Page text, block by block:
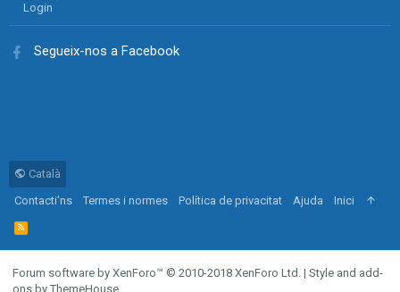
Login
Segueix-nos a Facebook
Català
Contacti'ns
Termes i normes Política de privacitat Ajuda Inici
R
S
S
Forum software by XenForo™ © 2010-2018 XenForo Ltd. | Style and add-
ons by ThemeHouse